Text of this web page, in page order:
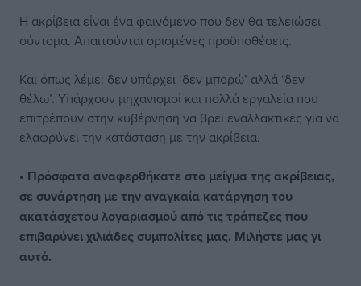
Η ακρίβεια είναι ένα φαινόμενο που δεν θα τελειώσει
σύντομα. Απαιτούνται ορισμένες προϋποθέσεις.
Και όπως λέμε: δεν υπάρχει ‘δεν μπορώ’ αλλά ‘δεν
θέλω’. Υπάρχουν μηχανισμοί και πολλά εργαλεία που
επιτρέπουν στην κυβέρνηση να βρει εναλλακτικές για να
ελαφρύνει την κατάσταση με την ακρίβεια.
• Πρόσφατα αναφερθήκατε στο μείγμα της ακρίβειας,
σε συνάρτηση με την αναγκαία κατάργηση του
ακατάσχετου λογαριασμού από τις τράπεζες που
επιβαρύνει χιλιάδες συμπολίτες μας. Μιλήστε μας γι
αυτό.